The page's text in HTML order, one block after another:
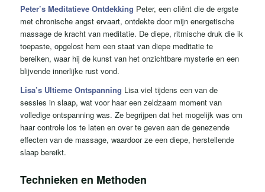
Peter’s Meditatieve Ontdekking Peter, een cliënt die de ergste
met chronische angst ervaart, ontdekte door mijn energetische
massage de kracht van meditatie. De diepe, ritmische druk die ik
toepaste, opgelost hem een ​​staat van diepe meditatie te
bereiken, waar hij de kunst van het onzichtbare mysterie en een
blijvende innerlijke rust vond.
Lisa’s Ultieme Ontspanning Lisa viel tijdens een van de
sessies in slaap, wat voor haar een zeldzaam moment van
volledige ontspanning was. Ze begrijpen dat het mogelijk was om
haar controle los te laten en over te geven aan de genezende
effecten van de massage, waardoor ze een diepe, herstellende
slaap bereikt.
Technieken en Methoden